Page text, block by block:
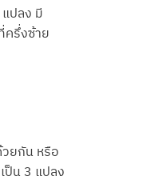
ปลง มี
ครึ่งซ้าย
วยกัน หรือ
ป็น 3 แปลง